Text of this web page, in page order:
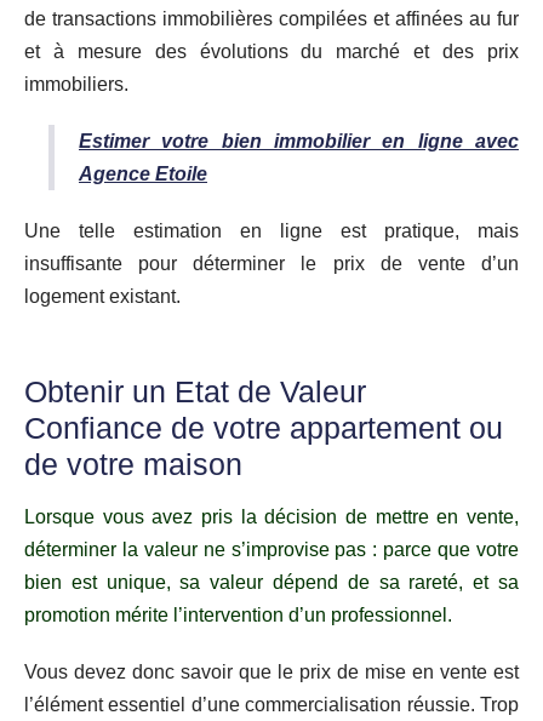
de transactions immobilières compilées et affinées au fur
et à mesure des évolutions du marché et des prix
immobiliers.
Estimer votre bien immobilier en ligne avec
Agence Etoile
Une telle estimation en ligne est pratique, mais
insuffisante pour déterminer le prix de vente d’un
logement existant.
Obtenir un Etat de Valeur
Confiance de votre appartement ou
de votre maison
Lorsque vous avez pris la décision de mettre en vente,
déterminer la valeur ne s’improvise pas : parce que votre
bien est unique, sa valeur dépend de sa rareté, et sa
promotion mérite l’intervention d’un professionnel.
Vous devez donc savoir que le prix de mise en vente est
l’élément essentiel d’une commercialisation réussie. Trop